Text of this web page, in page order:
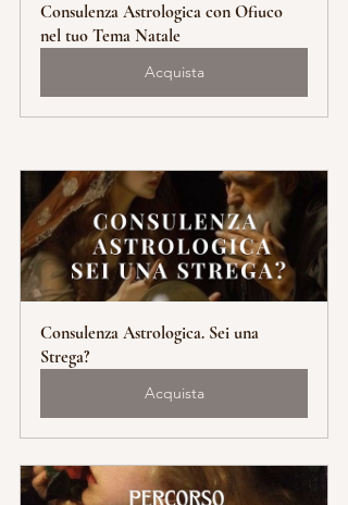
Consulenza Astrologica con Ofiuco
nel tuo Tema Natale
Acquista
Consulenza Astrologica. Sei una
Strega?
Acquista